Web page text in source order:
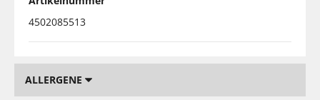
4502085513
ALLERGENE